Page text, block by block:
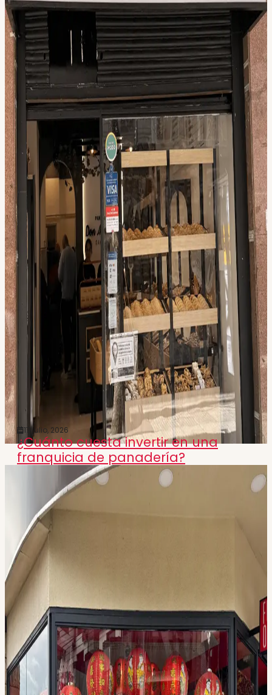
17 julio, 2026
¿Cuánto cuesta invertir en una
franquicia de panadería?